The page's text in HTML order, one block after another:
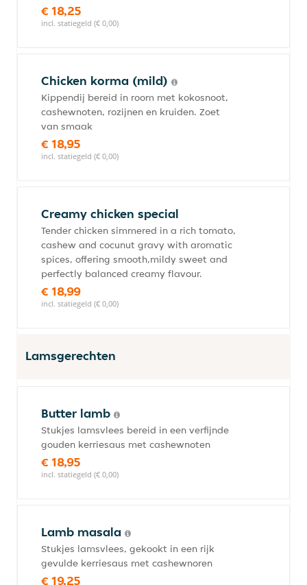
€ 18,25
incl. statiegeld (€ 0,00)
Chicken korma (mild)
Kippendij bereid in room met kokosnoot,
cashewnoten, rozijnen en kruiden. Zoet
van smaak
€ 18,95
incl. statiegeld (€ 0,00)
Creamy chicken special
Tender chicken simmered in a rich tomato,
cashew and cocunut gravy with aromatic
spices, offering smooth,mildy sweet and
perfectly balanced creamy flavour.
€ 18,99
incl. statiegeld (€ 0,00)
Lamsgerechten
Butter lamb
Stukjes lamsvlees bereid in een verfijnde
gouden kerriesaus met cashewnoten
€ 18,95
incl. statiegeld (€ 0,00)
Lamb masala
Stukjes lamsvlees, gekookt in een rijk
gevulde kerriesaus met cashewnoren
€ 19,25